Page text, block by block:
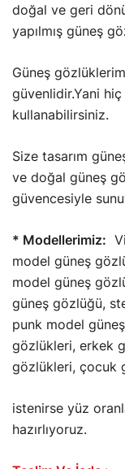
doğal ve geri
yapılmış güneş
Güneş
güvenlidir.Yani
kullanabilirsiniz.
Size tasarım
ve doğal güneş
güvencesiyle
* Modellerimiz:
model güneş
model güneş
güneş gözlüğü,
punk model
gözlükleri, erkek
gözlükleri, çocuk
istenirse yüz
hazırlıyoruz.